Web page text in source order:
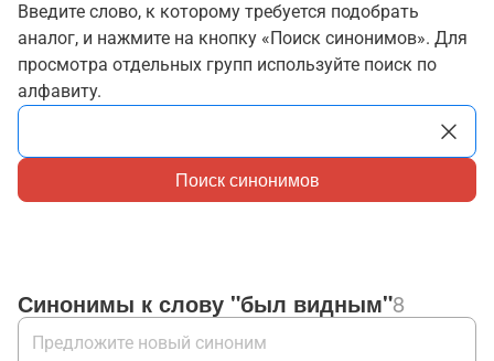
Введите слово, к которому требуется подобрать
аналог, и нажмите на кнопку «Поиск синонимов». Для
просмотра отдельных групп используйте поиск по
алфавиту.
Поиск синонимов
Синонимы к слову "был видным"8